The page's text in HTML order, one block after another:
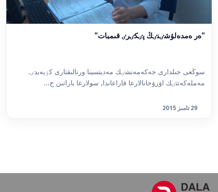
"ەر ەمدەلۋشٸنٸڭ پٸكٸرٸ قىمبات"
سوڭعى جىلدارى جەكەمەنشٸك مەديتسينا ورتالىقتارى كٶبەيدٸ.
مەملەكەتتٸك اۋرۋحانالارعا قاراعاندا, سولارعا باراتىن ح...
29 تامىز 2015